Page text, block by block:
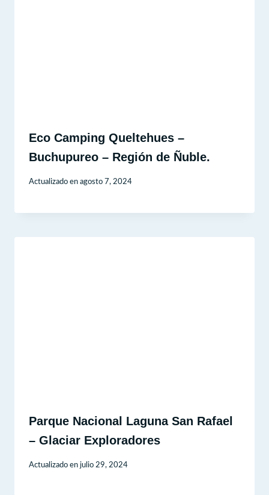
Eco Camping Queltehues –
Buchupureo – Región de Ñuble.
Actualizado en agosto 7, 2024
Parque Nacional Laguna San Rafael
– Glaciar Exploradores
Actualizado en julio 29, 2024